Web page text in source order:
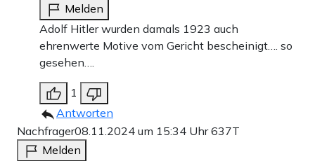
Melden
Adolf Hitler wurden damals 1923 auch
ehrenwerte Motive vom Gericht bescheinigt…. so
gesehen….
1
Antworten
Nachfrager08.11.2024 um 15:34 Uhr637T
Melden